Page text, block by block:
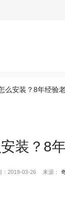
么安装？8年经验
装？8
：2019-03-26 来源：